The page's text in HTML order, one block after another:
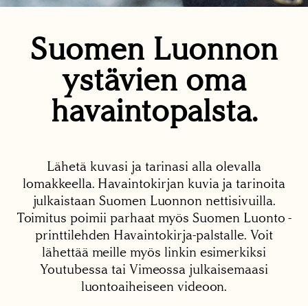
Suomen Luonnon
ystävien oma
havaintopalsta.
Lähetä kuvasi ja tarinasi alla olevalla
lomakkeella. Havaintokirjan kuvia ja tarinoita
julkaistaan Suomen Luonnon nettisivuilla.
Toimitus poimii parhaat myös Suomen Luonto -
printtilehden Havaintokirja-palstalle. Voit
lähettää meille myös linkin esimerkiksi
Youtubessa tai Vimeossa julkaisemaasi
luontoaiheiseen videoon.